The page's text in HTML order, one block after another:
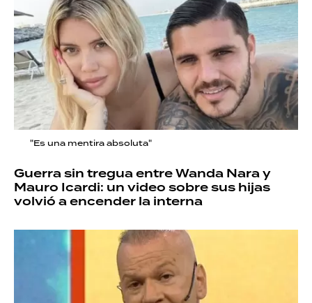
"Es una mentira absoluta"
Guerra sin tregua entre Wanda Nara y
Mauro Icardi: un video sobre sus hijas
volvió a encender la interna